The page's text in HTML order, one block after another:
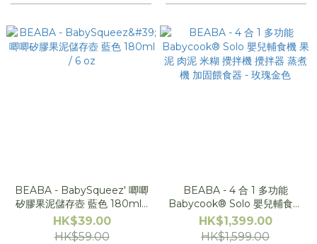
BEABA - BabySqueez' 唧唧
矽膠果泥儲存壺 藍色 180ml /
6 oz
HK$39.00
HK$59.00
BEABA - 4 合 1 多功能
Babycook® Solo 嬰兒輔食機
果泥 肉泥 米糊 攪拌機 攪拌器
蒸煮機 加固餵食器 - 玫瑰金色
HK$1,399.00
HK$1,599.00